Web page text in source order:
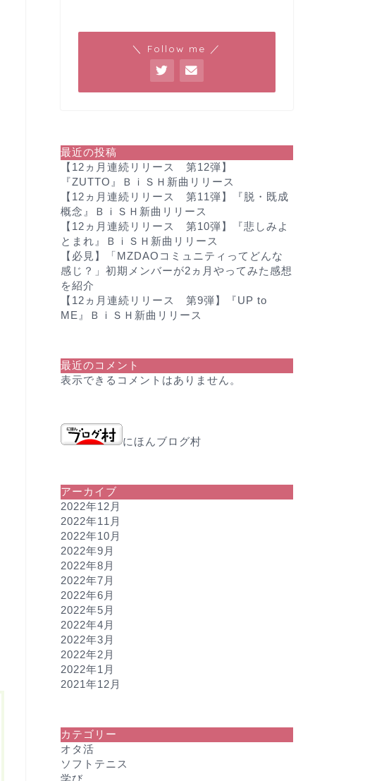
＼ Follow me ／
最近の投稿
【12ヵ月連続リリース 第12弾】
『ZUTTO』ＢｉＳＨ新曲リリース
【12ヵ月連続リリース 第11弾】『脱・既成
概念』ＢｉＳＨ新曲リリース
【12ヵ月連続リリース 第10弾】『悲しみよ
とまれ』ＢｉＳＨ新曲リリース
【必見】「MZDAOコミュニティってどんな
感じ？」初期メンバーが2ヵ月やってみた感想
を紹介
【12ヵ月連続リリース 第9弾】『UP to
ME』ＢｉＳＨ新曲リリース
最近のコメント
表示できるコメントはありません。
にほんブログ村
アーカイブ
2022年12月
2022年11月
2022年10月
2022年9月
2022年8月
2022年7月
2022年6月
2022年5月
2022年4月
2022年3月
2022年2月
2022年1月
2021年12月
カテゴリー
オタ活
ソフトテニス
学び